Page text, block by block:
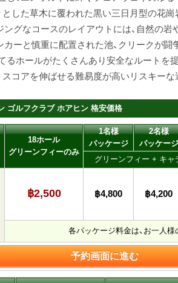
とした草木に覆われた黒い三日月型の花
ングなコースのレイアウトには、自然の
カーと慎重に配置された池、クリークが闘
るホールがたくさんあり安全なルートを
スコアを伸ばせる難易度が高いリスキーな
ゴルフクラブ ホアヒン 格安価格
18ホール
グリーンフィーのみ
1名様
パッケージ
2名様
パッケージ
グリーンフィー + キ
฿2,500 ฿4,800 ฿4,200
各パッケージ料金は、お一人様
予約画面に進む